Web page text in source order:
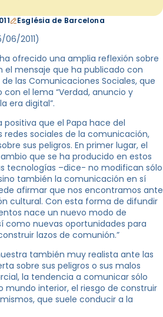
Església de Barcelona
06/2011)
ha ofrecido una amplia reflexión sobre
el mensaje que ha publicado con
las Comunicaciones Sociales, que
el lema “Verdad, anuncio y
era digital”.
positiva que el Papa hace del
redes sociales de la comunicación,
sus peligros. En primer lugar, el
que se ha producido en estos
tecnologías –dice- no modifican sólo
también la comunicación en sí
afirmar que nos encontramos ante
cultural. Con esta forma de difundir
nace un nuevo modo de
como nuevas oportunidades para
lazos de comunión.”
también muy realista ante las
sobre sus peligros o sus malos
la tendencia a comunicar sólo
mundo interior, el riesgo de construir
que suele conducir a la